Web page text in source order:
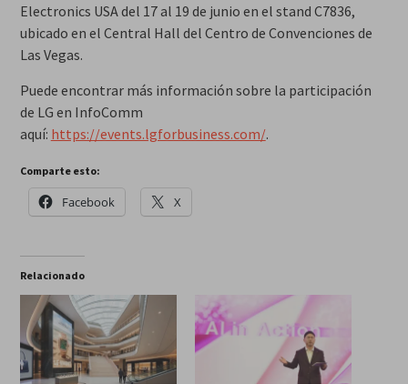
Electronics USA del 17 al 19 de junio en el stand C7836,
ubicado en el Central Hall del Centro de Convenciones de
Las Vegas.
Puede encontrar más información sobre la participación
de LG en InfoComm
aquí: https://events.lgforbusiness.com/.
Comparte esto:
Facebook X
Relacionado